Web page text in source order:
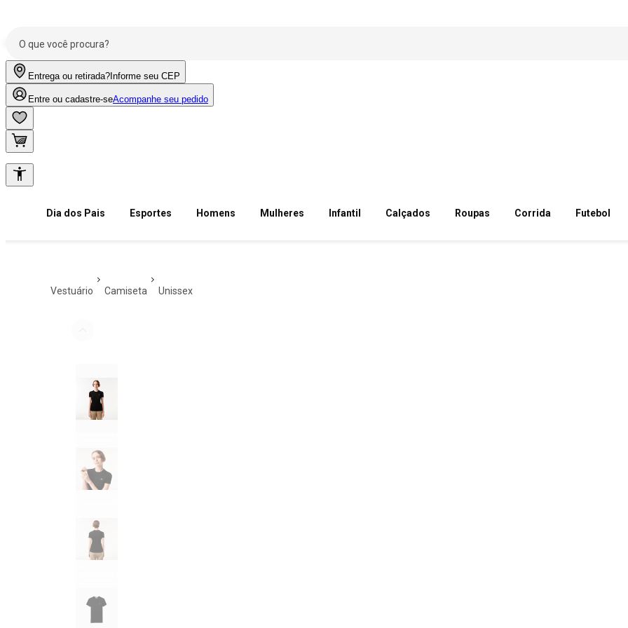
Entrega ou retirada? Informe seu CEP
Entre ou cadastre-seAcompanhe seu pedido
Dia dos Pais Esportes Homens Mulheres Infantil Calçados Roupas Corrida Futebol
vestuário camiseta unissex